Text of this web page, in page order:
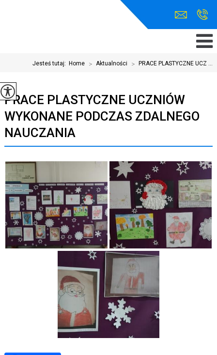
Jesteś tutaj: Home > Aktualności > PRACE PLASTYCZNE UCZ ...
PRACE PLASTYCZNE UCZNIÓW
WYKONANE PODCZAS ZDALNEGO
NAUCZANIA